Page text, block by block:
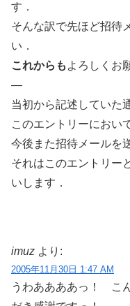
す．
そんな訳で先ほど招待
い．
これからも よろしくお
—
当初から記述していた
このエントリーにおい
今後また招待メールを
それはこのエントリー
いします．
imuz より:
2005年11月30日 1:47 AM
うわああああっ！ こ